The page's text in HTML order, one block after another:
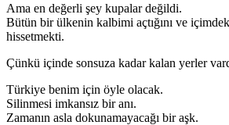
Ama en değerli şey kupalar değildi.
Bütün bir ülkenin kalbimi açtığını ve
hissetmekti.
Çünkü içinde sonsuza kadar kalan yerler
Türkiye benim için öyle olacak.
Silinmesi imkansız bir anı.
Zamanın asla dokunamayacağı bir aşk.